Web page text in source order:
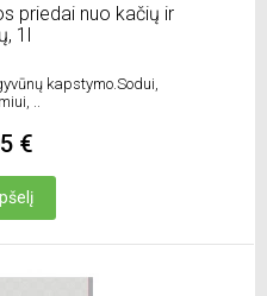
priedai nuo kačių ir
1l
kapstymo.Sodui,
..
€